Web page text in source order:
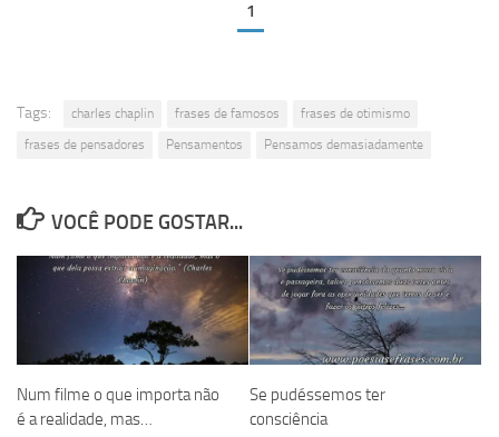
1
Tags: charles chaplin frases de famosos
frases de otimismo
frases de pensadores
Pensamentos Pensamos demasiadamente
VOCÊ PODE GOSTAR...
Num filme o que importa não
é a realidade, mas…
Se pudéssemos ter
consciência